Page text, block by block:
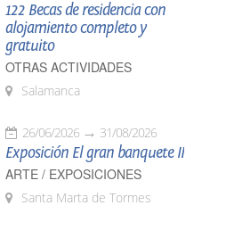
122 Becas de residencia con
alojamiento completo y
gratuito
OTRAS ACTIVIDADES
Salamanca
26/06/2026 31/08/2026
Exposición El gran banquete II
ARTE / EXPOSICIONES
Santa Marta de Tormes